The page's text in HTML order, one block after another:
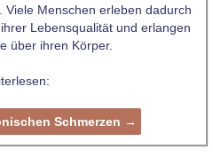
Menschen erleben dadurch
Lebensqualität und erlangen
über ihren Körper.
Schmerzen →